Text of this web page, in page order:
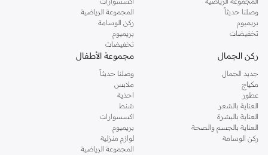
وصلنا حديثاً
بريميوم
تخفيضات
المجموعة الرياضية
ركن الوسامة
بريميوم
تخفيضات
ركن الجمال
جديد الجمال
مكياج
عطور
العناية بالشعر
العناية بالبشرة
العناية بالجسم والصحة
ركن الوسامة
مجموعة الأطفال
وصلنا حديثاً
ملابس
احذية
شنط
اكسسوارات
بريميوم
لوازم منزلية
المجموعة الرياضية